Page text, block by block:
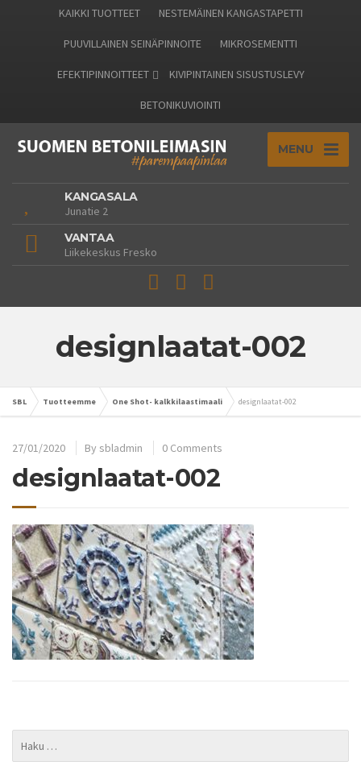
KAIKKI TUOTTEET NESTEMÄINEN KANGASTAPETTI
PUUVILLAINEN SEINÄPINNOITE MIKROSEMENTTI
EFEKTIPINNOITTEET KIVIPINTAINEN SISUSTUSLEVY
BETONIKUVIOINTI
MENU
KANGASALA
Junatie 2
VANTAA
Liikekeskus Fresko
designlaatat-002
SBL Tuotteemme One Shot- kalkkilaastimaali designlaatat-002
27/01/2020 By sbladmin 0 Comments
designlaatat-002